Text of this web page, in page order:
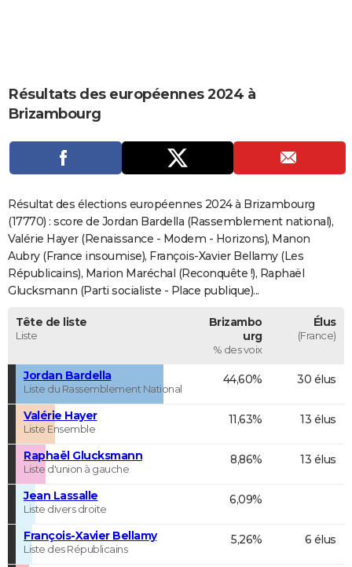
CARTE DE VOEUX
Carte de Noël
Carte Bonne année
Carte Saint-Valentin
Carte Pâques
Carte d'anniversaire
Dictionnaire
Biographies
Expressions
Proverbes
PROGRAMME TV
S'inscrire
Se connecter
Lycées
Collèges
Primaires
Universités
Entreprises
Service militaire
Avis de recherche
AVIS DE DÉCÈS
FORUM
Bricolage
Lifestyle
Culture
SportAuto
Television
Voyage
Cinema
Résultats des européennes 2024 à
Brizambourg
Résultat des élections européennes 2024 à Brizambourg
(17770) : score de Jordan Bardella (Rassemblement national),
Valérie Hayer (Renaissance - Modem - Horizons), Manon
Aubry (France insoumise), François-Xavier Bellamy (Les
Républicains), Marion Maréchal (Reconquête !), Raphaël
Glucksmann (Parti socialiste - Place publique)...
Tête de liste
Liste
Brizambo
urg
% des voix
Élus
(France)
Jordan Bardella
Liste du Rassemblement National
44,60% 30 élus
Valérie Hayer
Liste Ensemble
11,63% 13 élus
Raphaël Glucksmann
Liste d'union à gauche
8,86% 13 élus
Jean Lassalle
Liste divers droite
6,09%
François-Xavier Bellamy
Liste des Républicains
5,26% 6 élus